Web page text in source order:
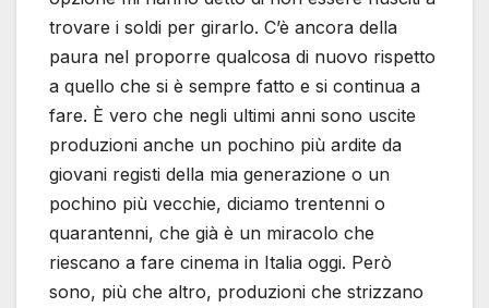
trovare i soldi per girarlo. C’è ancora della
paura nel proporre qualcosa di nuovo rispetto
a quello che si è sempre fatto e si continua a
fare. È vero che negli ultimi anni sono uscite
produzioni anche un pochino più ardite da
giovani registi della mia generazione o un
pochino più vecchie, diciamo trentenni o
quarantenni, che già è un miracolo che
riescano a fare cinema in Italia oggi. Però
sono, più che altro, produzioni che strizzano